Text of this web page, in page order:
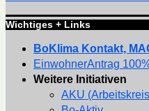
Wichtiges + Links
BoKlima Kontakt,
EinwohnerAntrag
Weitere Initiativen
AKU